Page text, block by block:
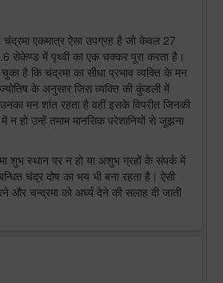
चंद्रमा एकमात्र ऐसा उपग्रह है जो केवल 27
सेकेण्ड में पृथ्वी का एक चक्कर पूरा करता है।
चुका है कि चंद्रमा का सीधा प्रभाव व्यक्ति के मन
के अनुसार जिस व्यक्ति की कुंडली में
मन शांत रहता है वहीं इसके विपरीत जिनकी
न हो उन्हें तमाम मानसिक परेशानियों से जूझना
शुभ स्थान पर न हो या अशुभ ग्रहों के संपर्क में
चंद्र दोष का भय भी बना रहता है। ऐसी
और चन्द्रमा को अर्घ्य देने की सलाह दी जाती